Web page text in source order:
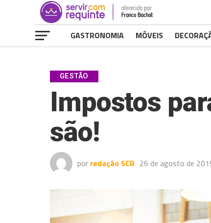
GASTRONOMIA MÓVEIS
GESTÃO
Impostos
são!
por redação SCR 26 de agosto de